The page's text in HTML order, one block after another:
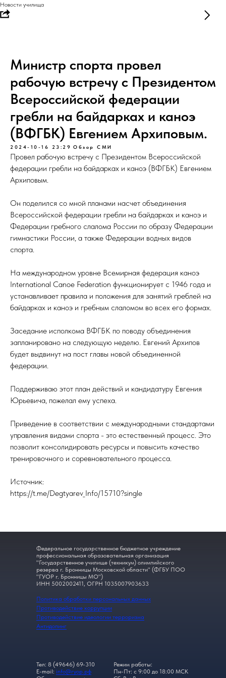
Новости училища
Министр спорта провел
рабочую встречу с Президентом
Всероссийской федерации
гребли на байдарках и каноэ
(ВФГБК) Евгением Архиповым.
2024-10-16 23:29 Обзор СМИ
Провел рабочую встречу с Президентом Всероссийской
федерации гребли на байдарках и каноэ (ВФГБК) Евгением
Архиповым.
Он поделился со мной планами насчет объединения
Всероссийской федерации гребли на байдарках и каноэ и
Федерации гребного слалома России по образу Федерации
гимнастики России, а также Федерации водных видов
спорта.
На международном уровне Всемирная федерация каноэ
International Canoe Federation функционирует с 1946 года и
устанавливает правила и положения для занятий греблей на
байдарках и каноэ и гребным слаломом во всех его формах.
Заседание исполкома ВФГБК по поводу объединения
запланировано на следующую неделю. Евгений Архипов
будет выдвинут на пост главы новой объединенной
федерации.
Поддерживаю этот план действий и кандидатуру Евгения
Юрьевича, пожелал ему успеха.
Приведение в соответствии с международными стандартами
управления видами спорта - это естественный процесс. Это
позволит консолидировать ресурсы и повысить качество
тренировочного и соревновательного процесса.
Источник:
https://t.me/Degtyarev_Info/15710?single
Федеральное государственное бюджетное учреждение
профессиональная образовательная организация
"Государственное училище (техникум) олимпийского
резерва г. Бронницы Московской области" (ФГБУ ПОО
"ГУОР г. Бронницы МО")
ИНН 5002002411, ОГРН 1035007903633
Режим работы:
Пн-Пт: с 9:00 до 18:00 МСК
Тел: 8 (49646) 69-310
E-mail: info@гуор.рф
Политика обработки персональных данных
Противодействие коррупции
Противодействие идеологии терроризма
Антидопинг